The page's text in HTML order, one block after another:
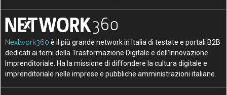
Nextwork360 è il più grande network in Italia di testate e portali B2B
dedicati ai temi della Trasformazione Digitale e dell’Innovazione
Imprenditoriale. Ha la missione di diffondere la cultura digitale e
imprenditoriale nelle imprese e pubbliche amministrazioni italiane.